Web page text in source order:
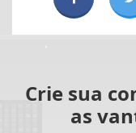
Crie sua
as